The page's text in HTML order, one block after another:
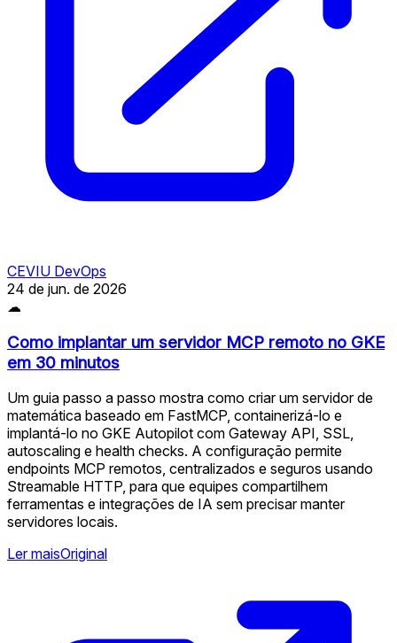
CEVIU DevOps
24 de jun. de 2026
☁
Como implantar um servidor MCP remoto no GKE
em 30 minutos
Um guia passo a passo mostra como criar um servidor de
matemática baseado em FastMCP, containerizá-lo e
implantá-lo no GKE Autopilot com Gateway API, SSL,
autoscaling e health checks. A configuração permite
endpoints MCP remotos, centralizados e seguros usando
Streamable HTTP, para que equipes compartilhem
ferramentas e integrações de IA sem precisar manter
servidores locais.
Ler maisOriginal